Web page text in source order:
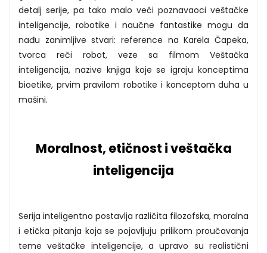
detalj serije, pa tako malo veći poznavaoci veštačke
inteligencije, robotike i naučne fantastike mogu da
nađu zanimljive stvari: reference na Karela Čapeka,
tvorca reči robot, veze sa filmom Veštačka
inteligencija, nazive knjiga koje se igraju konceptima
bioetike, prvim pravilom robotike i konceptom duha u
mašini.
Moralnost, etičnost i veštačka
inteligencija
Serija inteligentno postavlja različita filozofska, moralna
i etička pitanja koja se pojavljuju prilikom proučavanja
teme veštačke inteligencije, a upravo su realistični